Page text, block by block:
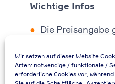
Wir setzen auf dieser Website
Arten: notwendige / funktionale /
erforderliche Cookies vor,
Wichtige Infos
Die Preisangabe
Bei Rückfragen
Bei Angabe von